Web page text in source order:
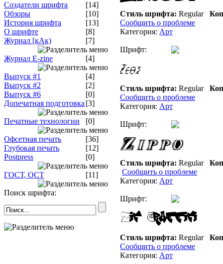
Создатели шрифта
[14]
Обзоры
[10]
История шрифта
[13]
О шрифте
[8]
Журнал [кАк)
[7]
Журнал E-zine [4]
Выпуск #1
[4]
Выпуск #2
[2]
Выпуск #6
[0]
Допечатная подготовка [3]
Печатные технологии [0]
Офсетная печать
[36]
Глубокая печать
[12]
Postpress
[0]
ГОСТ, ОСТ [11]
Поиск шрифта:
Стиль шрифта: Regular
Сообщить о проблеме
Категория: Арт
Шрифт:
Стиль шрифта: Regular
Сообщить о проблеме
Категория: Арт
Шрифт:
Стиль шрифта: Regular
Сообщить о проблеме
Категория: Арт
Шрифт:
Стиль шрифта: Regular
Сообщить о проблеме
Категория: Арт